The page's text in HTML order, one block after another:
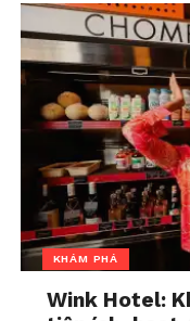
bằng chứng rằng
được yêu thương
thấy sự hiện diện
chỉ là một người
là một người đồng
khám phá cuộc
Biến mùa
yêu thương
Thay vì xem mùa
nặng giữ con”,
KHÁM PHÁ
Wink Hotel: